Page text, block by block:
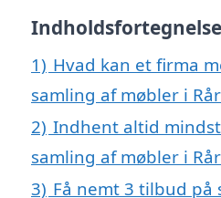
Indholdsfortegnelse
1) Hvad kan et firma
samling af møbler i
2) Indhent altid
samling af møbler i
3) Få nemt 3 tilbud på